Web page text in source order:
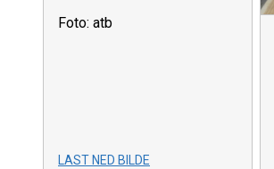
Foto: atb
LAST NED BILDE